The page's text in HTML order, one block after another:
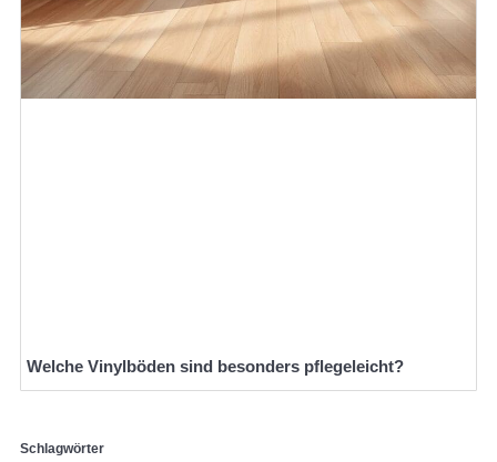
Welche Vinylböden sind besonders pflegeleicht?
Schlagwörter